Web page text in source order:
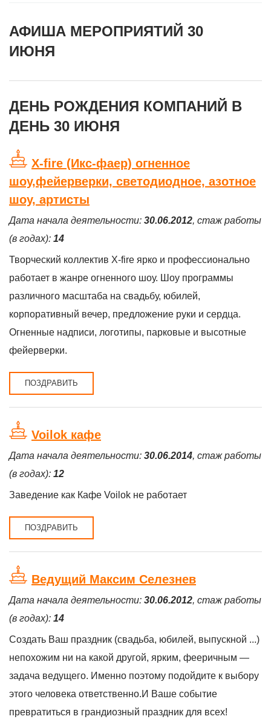
АФИША МЕРОПРИЯТИЙ 30
ИЮНЯ
ДЕНЬ РОЖДЕНИЯ КОМПАНИЙ В
ДЕНЬ 30 ИЮНЯ
X-fire (Икс-фаер) огненное
шоу,фейерверки, светодиодное, азотное
шоу, артисты
Дата начала деятельности: 30.06.2012, стаж работы
(в годах): 14
Творческий коллектив X-fire ярко и профессионально
работает в жанре огненного шоу. Шоу программы
различного масштаба на свадьбу, юбилей,
корпоративный вечер, предложение руки и сердца.
Огненные надписи, логотипы, парковые и высотные
фейерверки.
ПОЗДРАВИТЬ
Voilok кафе
Дата начала деятельности: 30.06.2014, стаж работы
(в годах): 12
Заведение как Кафе Voilok не работает
ПОЗДРАВИТЬ
Ведущий Максим Селезнев
Дата начала деятельности: 30.06.2012, стаж работы
(в годах): 14
Создать Ваш праздник (свадьба, юбилей, выпускной ...)
непохожим ни на какой другой, ярким, фееричным —
задача ведущего. Именно поэтому подойдите к выбору
этого человека ответственно.И Ваше событие
превратиться в грандиозный праздник для всех!